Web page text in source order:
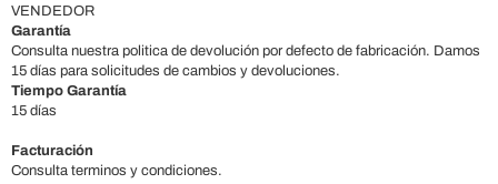
VENDEDOR
Garantía
Consulta nuestra politica de devolución por defecto de fabricación. Damos
15 días para solicitudes de cambios y devoluciones.
Tiempo Garantía
15 días
Facturación
Consulta terminos y condiciones.